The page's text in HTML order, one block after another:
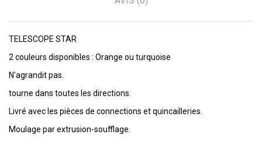
TELESCOPE STAR
2 couleurs disponibles : Orange ou turquoise
N'agrandit pas.
tourne dans toutes les directions.
Livré avec les pièces de connections et quincailleries.
Moulage par extrusion-soufflage.